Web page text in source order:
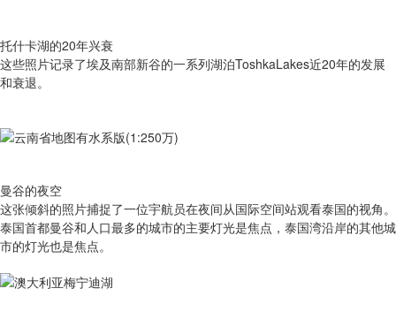
托什卡湖的20年兴衰
这些照片记录了埃及南部新谷的一系列湖泊ToshkaLakes近20年的发展
和衰退。
曼谷的夜空
这张倾斜的照片捕捉了一位宇航员在夜间从国际空间站观看泰国的视角。
泰国首都曼谷和人口最多的城市的主要灯光是焦点，泰国湾沿岸的其他城
市的灯光也是焦点。